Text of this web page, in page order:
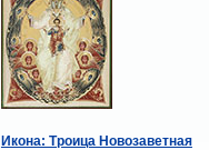
Икона: Троица Новозаветная